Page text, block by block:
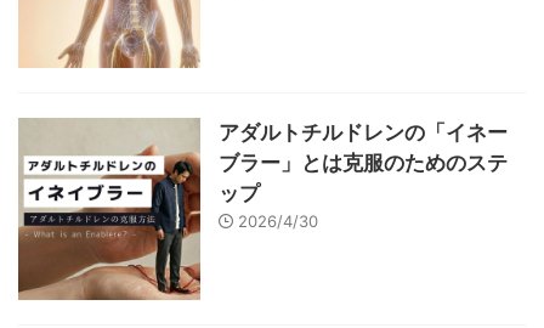
アダルトチルドレンの「イネー
ブラー」とは克服のためのステ
ップ
2026/4/30